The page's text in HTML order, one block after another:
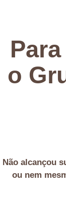
o
Não alcançou
ou nem